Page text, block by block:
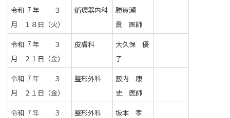
令和 7 年 ３
月 １８日（火）
循環器内科
勝賀瀬
貴 医師
令和 7 年 ３
月 ２１日（金）
皮膚科
大久保 優
子
令和 7 年 ３
月 ２１日（金）
整形外科
薮内 康
史 医師
令和 7 年 ３
整形外科
坂本 孝